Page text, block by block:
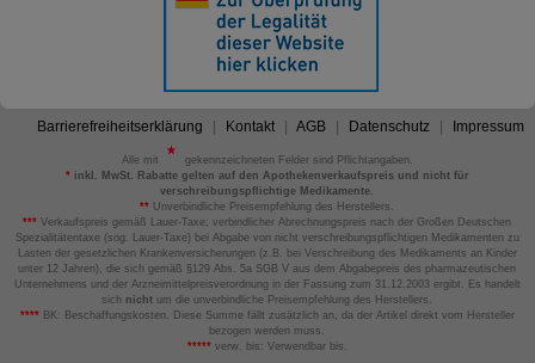
Barrierefreiheitserklärung Kontakt AGB Datenschutz Impressum
Alle mit
gekennzeichneten Felder sind Pflichtangaben.
*inkl. MwSt. Rabatte gelten auf den Apothekenverkaufspreis und nicht für
verschreibungspflichtige Medikamente.
** Unverbindliche Preisempfehlung des Herstellers.
*** Verkaufspreis gemäß Lauer-Taxe; verbindlicher Abrechnungspreis nach der Großen Deutschen
Spezialitätentaxe (sog. Lauer-Taxe) bei Abgabe von nicht verschreibungspflichtigen Medikamenten zu
Lasten der gesetzlichen Krankenversicherungen (z.B. bei Verschreibung des Medikaments an Kinder
unter 12 Jahren), die sich gemäß §129 Abs. 5a SGB V aus dem Abgabepreis des pharmazeutischen
Unternehmens und der Arzneimittelpreisverordnung in der Fassung zum 31.12.2003 ergibt. Es handelt
sich nicht um die unverbindliche Preisempfehlung des Herstellers.
****BK: Beschaffungskosten. Diese Summe fällt zusätzlich an, da der Artikel direkt vom Hersteller
bezogen werden muss.
*****verw. bis: Verwendbar bis.